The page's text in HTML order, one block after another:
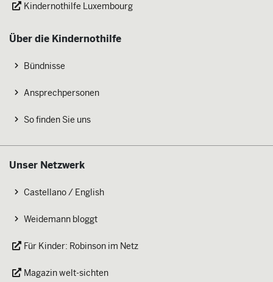
Kindernothilfe Luxembourg
Über die Kindernothilfe
Bündnisse
Ansprechpersonen
So finden Sie uns
Unser Netzwerk
Castellano / English
Weidemann bloggt
Für Kinder: Robinson im Netz
Magazin welt-sichten